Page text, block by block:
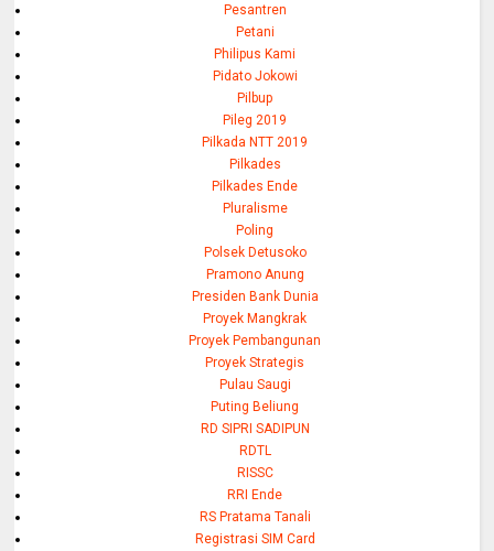
Pesantren
Petani
Philipus Kami
Pidato Jokowi
Pilbup
Pileg 2019
Pilkada NTT 2019
Pilkades
Pilkades Ende
Pluralisme
Poling
Polsek Detusoko
Pramono Anung
Presiden Bank Dunia
Proyek Mangkrak
Proyek Pembangunan
Proyek Strategis
Pulau Saugi
Puting Beliung
RD SIPRI SADIPUN
RDTL
RISSC
RRI Ende
RS Pratama Tanali
Registrasi SIM Card